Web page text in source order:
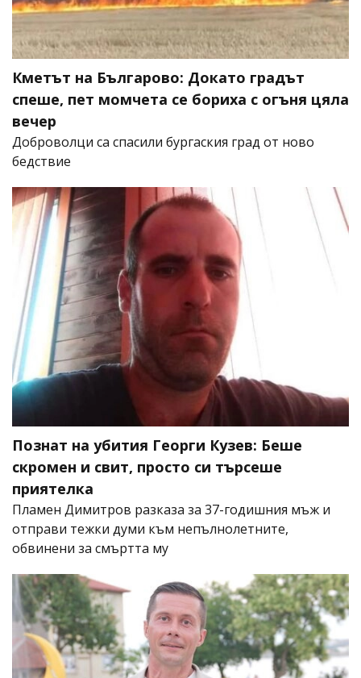
Кметът на Българово: Докато градът
спеше, пет момчета се бориха с огъня цяла
вечер
Доброволци са спасили бургаския град от ново
бедствие
Познат на убития Георги Кузев: Беше
скромен и свит, просто си търсеше
приятелка
Пламен Димитров разказа за 37-годишния мъж и
отправи тежки думи към непълнолетните,
обвинени за смъртта му